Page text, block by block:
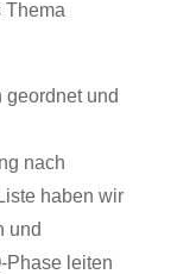
Thema
und
nach
haben wir
und
Phase leiten